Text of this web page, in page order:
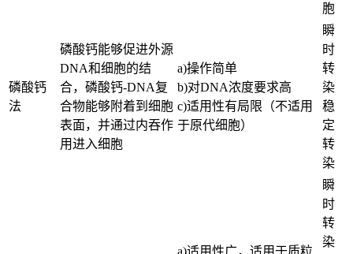
胞
磷酸钙
法
磷酸钙能够促进外源
DNA和细胞的结
合，磷酸钙-DNA复
合物能够附着到细胞
表面，并通过内吞作
用进入细胞
a)操作简单
b)对DNA浓度要求高
c)适用性有局限（不适用
于原代细胞）
瞬
时
转
染
稳
定
转
染
a)适用性广，适用于质粒
瞬
时
转
染